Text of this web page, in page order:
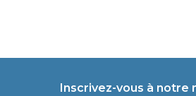
Inscrivez-vous à